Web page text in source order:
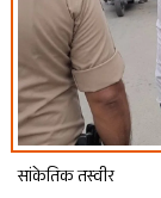
सांकेतिक तस्वीर